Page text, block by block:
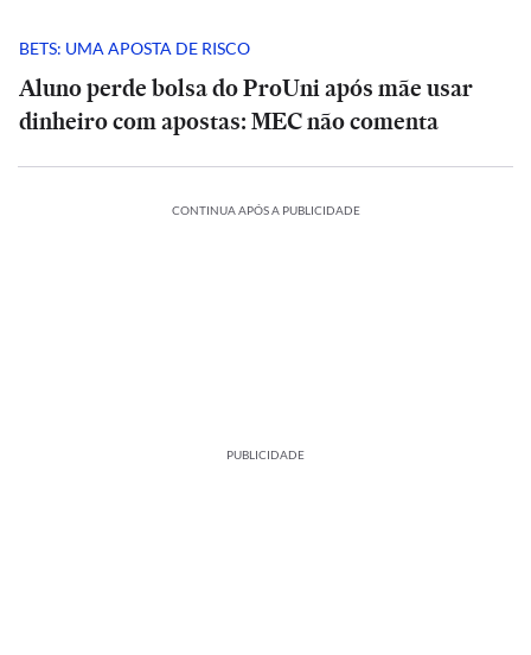
BETS: UMA APOSTA DE RISCO
Aluno perde bolsa do ProUni após mãe usar
dinheiro com apostas: MEC não comenta
CONTINUA APÓS A PUBLICIDADE
PUBLICIDADE